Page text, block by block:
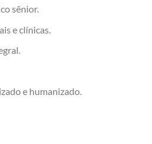
sênior.
e clínicas.
e humanizado.